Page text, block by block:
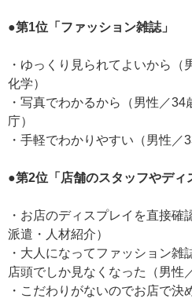
●第1位「ファッション雑誌」
・ゆっくり見られてよいから（
化学）
・写真でわかるから（男性／
庁）
・手軽でわかりやすい（男性／
●第2位「店舗のスタッフやディ
・お店のディスプレイを直接
派遣・人材紹介）
・大人になってファッション雑
店頭でしか見なくなった（男性
・こだわりがないのでお店で決